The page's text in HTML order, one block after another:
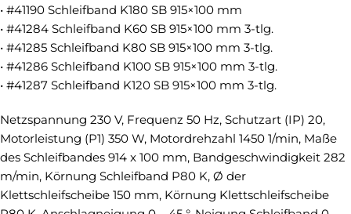
• #41190 Schleifband K180 SB 915×100 mm
• #41284 Schleifband K60 SB 915×100 mm 3-tlg.
• #41285 Schleifband K80 SB 915×100 mm 3-tlg.
• #41286 Schleifband K100 SB 915×100 mm 3-tlg.
• #41287 Schleifband K120 SB 915×100 mm 3-tlg.
Netzspannung 230 V, Frequenz 50 Hz, Schutzart (IP) 20,
Motorleistung (P1) 350 W, Motordrehzahl 1450 1/min, Maße
des Schleifbandes 914 x 100 mm, Bandgeschwindigkeit 282
m/min, Körnung Schleifband P80 K, Ø der
Klettschleifscheibe 150 mm, Körnung Klettschleifscheibe